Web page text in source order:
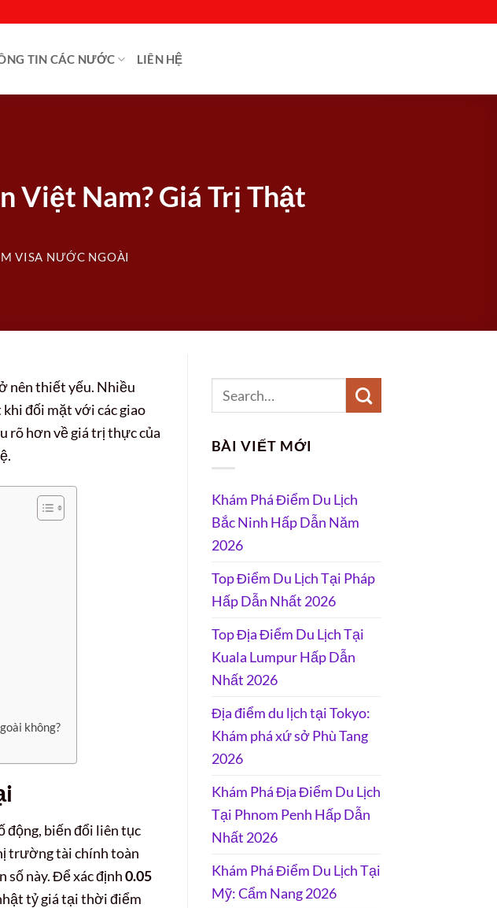
TIN CÁC NƯỚC LIÊN HỆ
Việt Nam? Giá Trị Thật
VISA NƯỚC NGOÀI
nên thiết yếu. Nhiều
khi đối mặt với các giao
rõ hơn về giá trị thực của
không?
động, biến đổi liên tục
trường tài chính toàn
số này. Để xác định0.05
tỷ giá tại thời điểm
BÀI VIẾT MỚI
Khám Phá Điểm Du Lịch
Bắc Ninh Hấp Dẫn Năm
2026
Top Điểm Du Lịch Tại Pháp
Hấp Dẫn Nhất 2026
Top Địa Điểm Du Lịch Tại
Kuala Lumpur Hấp Dẫn
Nhất 2026
Địa điểm du lịch tại Tokyo:
Khám phá xứ sở Phù Tang
2026
Khám Phá Địa Điểm Du Lịch
Tại Phnom Penh Hấp Dẫn
Nhất 2026
Khám Phá Điểm Du Lịch Tại
Mỹ: Cẩm Nang 2026